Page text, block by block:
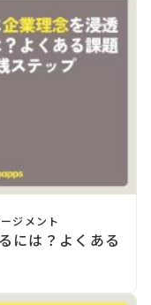
には？よくある
ジメント